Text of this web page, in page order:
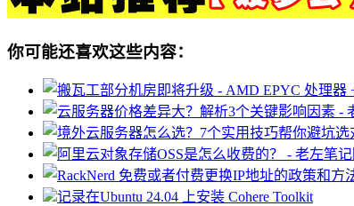
你可能还喜欢这些内容：
记录在Ubuntu 24.04 上安装 Cohere Toolkit